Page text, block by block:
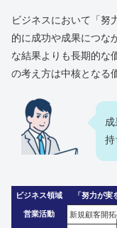
ビジネスにおいて「努
的に成功や成果につな
な結果よりも長期的な
の考え方は中核となる
持
ビジネス領域 「努力が実
営業活動 新規顧客開